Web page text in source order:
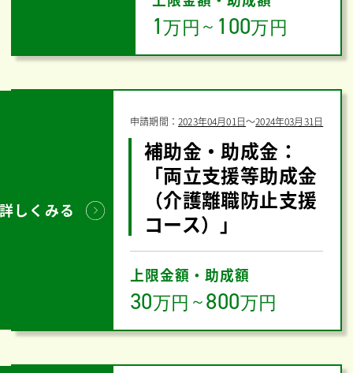
1万円 ～ 100万円
詳しくみる
申請期間：2023年04月01日〜2024年03月31日
補助金・助成金：
「両立支援等助成金
（介護離職防止支援
コース）」
上限金額・助成額
30万円 ～800万円